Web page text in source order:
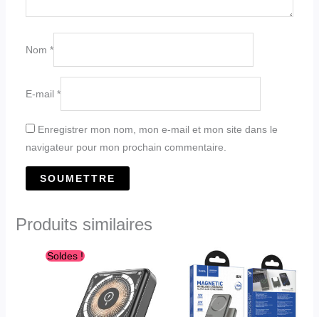
Nom *
E-mail *
Enregistrer mon nom, mon e-mail et mon site dans le
navigateur pour mon prochain commentaire.
Produits similaires
Soldes !
Le
prix
د.ج7,900.00.
actuel
est :
produit
a
plusieurs